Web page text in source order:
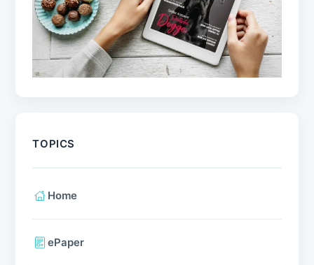
TOPICS
Home
ePaper